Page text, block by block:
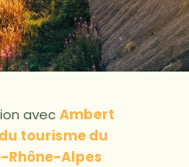
avecAmbert
tourisme du
Rhône-Alpes